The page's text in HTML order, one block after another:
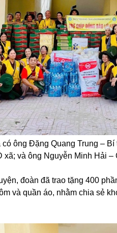
ông Đặng Quang Trung –
xã; và ông Nguyễn Minh Hải
đoàn đã trao tặng 400
và quần áo, nhằm chia sẻ